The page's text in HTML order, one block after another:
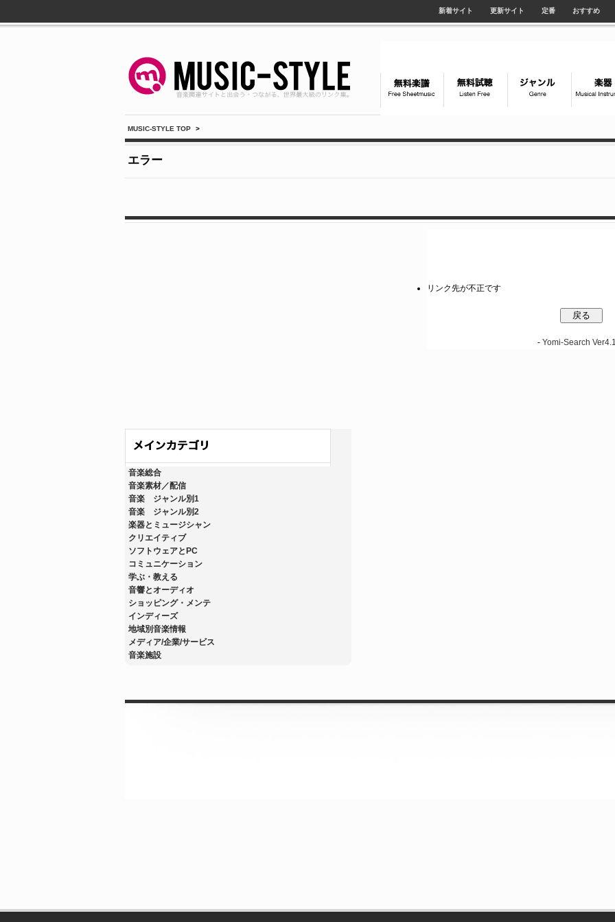
新着サイト 更新サイト 定番 おすすめ
MUSIC-STYLE TOP >
エラー
音楽総合
音楽素材／配信
音楽 ジャンル別1
音楽 ジャンル別2
楽器とミュージシャン
クリエイティブ
ソフトウェアとPC
コミュニケーション
学ぶ・教える
音響とオーディオ
ショッピング・メンテ
インディーズ
地域別音楽情報
メディア/企業/サービス
音楽施設
リンク先が不正です
- Yomi-Search